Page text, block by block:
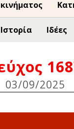
Ιστορία Ιδέες
03/09/2025